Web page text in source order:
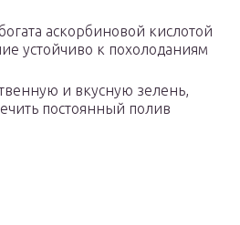
аскорбиновой кислотой
устойчиво к похолоданиям
и вкусную зелень,
постоянный полив